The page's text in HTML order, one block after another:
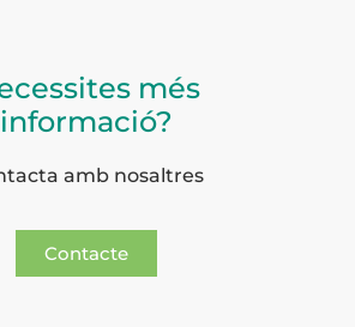
més
informació?
amb nosaltres
Contacte